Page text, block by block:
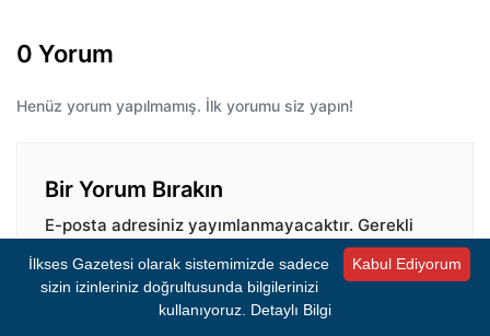
0 Yorum
Henüz yorum yapılmamış. İlk yorumu siz yapın!
Bir Yorum Bırakın
E-posta adresiniz yayımlanmayacaktır. Gerekli
Yorum*
Kabul Ediyorum
İlkses Gazetesi olarak sistemimizde sadece
sizin izinleriniz doğrultusunda bilgilerinizi
kullanıyoruz. Detaylı Bilgi